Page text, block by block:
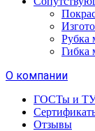
Рубка
Гибка
О компании
ГОСТы и
Отзывы